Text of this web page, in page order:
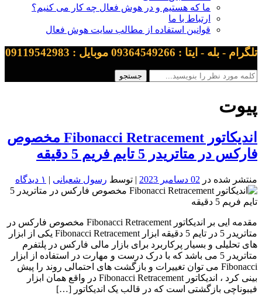
ما که هستیم و در هوش فعال چه کار می کنیم؟
ارتباط با ما
قوانین استفاده از مطالب سایت هوش فعال
تلگرام - بله - ایتا : 09364549266 موبایل : 09119542983
پیوت
اندیکاتور Fibonacci Retracement مخصوص
فارکس در متاتریدر 5 تایم فریم 5 دقیقه
منتشر شده در 02 دسامبر 2023 | توسط رسول شعبانی | ۱ دیدگاه
مقدمه ایی بر اندیکاتور Fibonacci Retracement مخصوص فارکس در
متاتریدر 5 در تایم 5 دقیقه ابزار Fibonacci Retracement یکی از ابزار
های تحلیلی و بسیار پرکاربرد برای بازار مالی فارکس در پلتفرم
متاتریدر 5 می باشد که با درک درست و مهارت در استفاده از ابزار
Fibonacci می توان تغییرات و بازگشت های احتمالی روند را پیش
بینی کرد ، اندیکاتور Fibonacci Retracement در واقع همان ابزار
فیبوناچی بازگشتی است که در قالب یک اندیکاتور […]